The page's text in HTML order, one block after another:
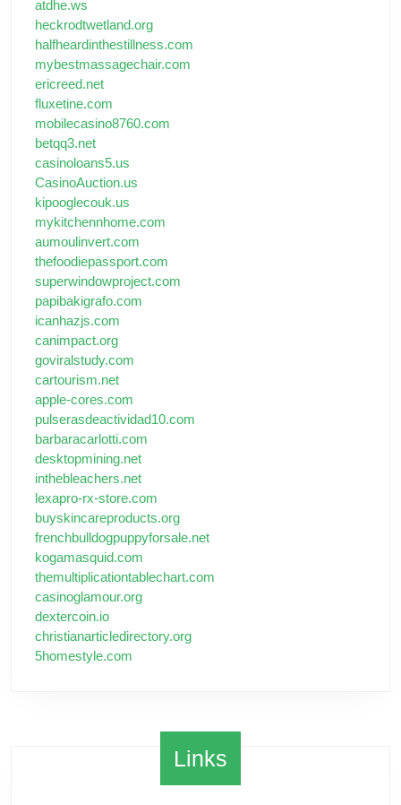
atdhe.ws
heckrodtwetland.org
halfheardinthestillness.com
mybestmassagechair.com
ericreed.net
fluxetine.com
mobilecasino8760.com
betqq3.net
casinoloans5.us
CasinoAuction.us
kipooglecouk.us
mykitchennhome.com
aumoulinvert.com
thefoodiepassport.com
superwindowproject.com
papibakigrafo.com
icanhazjs.com
canimpact.org
goviralstudy.com
cartourism.net
apple-cores.com
pulserasdeactividad10.com
barbaracarlotti.com
desktopmining.net
inthebleachers.net
lexapro-rx-store.com
buyskincareproducts.org
frenchbulldogpuppyforsale.net
kogamasquid.com
themultiplicationtablechart.com
casinoglamour.org
dextercoin.io
christianarticledirectory.org
5homestyle.com
Links